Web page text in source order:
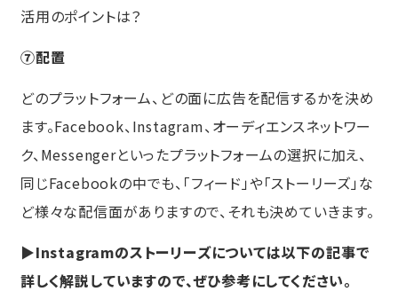
活用のポイントは？
⑦配置
どのプラットフォーム、どの面に広告を配信するかを決め
ます。Facebook、Instagram、オーディエンスネットワー
ク、Messengerといったプラットフォームの選択に加え、
同じFacebookの中でも、「フィード」や「ストーリーズ」な
ど様々な配信面がありますので、それも決めていきます。
▶Instagramのストーリーズについては以下の記事で
詳しく解説していますので、ぜひ参考にしてください。